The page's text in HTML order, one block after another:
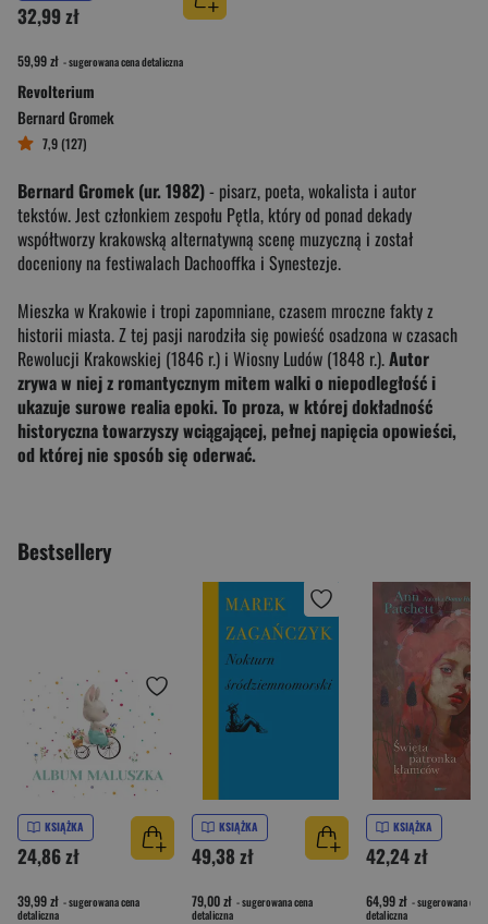
32,99 zł
59,99 zł - sugerowana cena detaliczna
Revolterium
Bernard Gromek
7,9 (127)
Bernard Gromek (ur. 1982)- pisarz, poeta, wokalista i autor
tekstów. Jest członkiem zespołu Pętla, który od ponad dekady
współtworzy krakowską alternatywną scenę muzyczną i został
doceniony na festiwalach Dachooffka i Synestezje.
Mieszka w Krakowie i tropi zapomniane, czasem mroczne fakty z
historii miasta. Z tej pasji narodziła się powieść osadzona w czasach
Rewolucji Krakowskiej (1846 r.) i Wiosny Ludów (1848 r.).Autor
zrywa w niej z romantycznym mitem walki o niepodległość i
ukazuje surowe realia epoki. To proza, w której dokładność
historyczna towarzyszy wciągającej, pełnej napięcia opowieści,
od której nie sposób się oderwać.
Bestsellery
KSIĄŻKA
24,86 zł
39,99 zł - sugerowana cena
detaliczna
KSIĄŻKA
49,38 zł
79,00 zł - sugerowana cena
detaliczna
KSIĄŻKA
42,24 zł
64,99 zł - sugerowana cena
detaliczna